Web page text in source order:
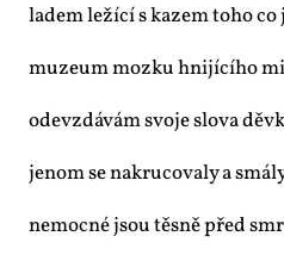
la­dem le­ží­cí s ka­zem to­ho
mu­ze­um moz­ku hni­jí­cí­ho
ode­vzdá­vám svo­je slo­va
je­nom se na­kru­co­va­ly a
ne­moc­né jsou těs­ně před